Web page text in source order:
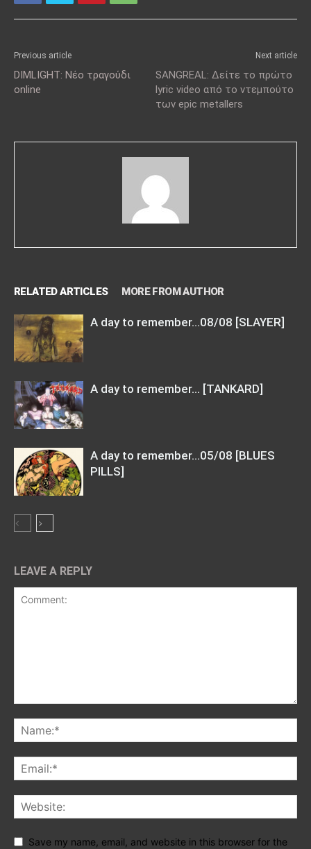
Previous article
DIMLIGHT: Νέο τραγούδι
online
Next article
SANGREAL: Δείτε το πρώτο
lyric video από το ντεμπούτο
των epic metallers
RELATED ARTICLES MORE FROM AUTHOR
A day to remember…08/08 [SLAYER]
A day to remember… [TANKARD]
A day to remember…05/08 [BLUES
PILLS]
LEAVE A REPLY
Save my name, email, and website in this browser for the